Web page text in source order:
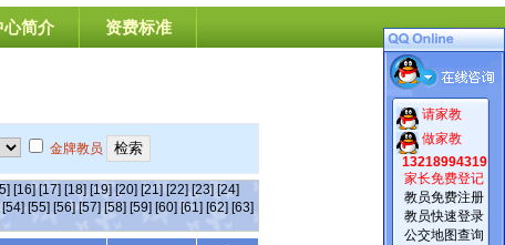
心简介 资费标准
金牌教员
[16] [17] [18] [19] [20] [21] [22] [23] [24]
[54] [55] [56] [57] [58] [59] [60] [61] [62] [63]
请家教
做家教
13218994319
家长免费登记
教员免费注册
教员快速登录
公交地图查询